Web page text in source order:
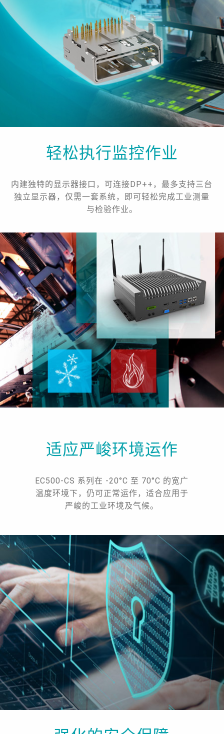
轻松执行监控作业
内建独特的显示器接口，可连接DP++，最多支持三台
独立显示器，仅需一套系统，即可轻松完成工业测量
与检验作业。
适应严峻环境运作
EC500-CS 系列在 -20°C 至 70°C 的宽广
温度环境下，仍可正常运作，适合应用于
严峻的工业环境及气候。